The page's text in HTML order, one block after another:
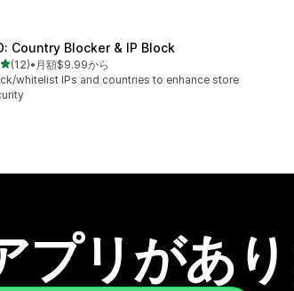
Country Blocker & IP Block
5つ星中
(12)
レビュー数：12件
• 月額$9.99から
whitelist IPs and countries to enhance store
プリがあ